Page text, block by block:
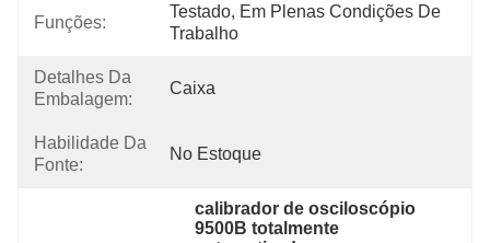
Funções:
Testado, Em Plenas Condições De
Trabalho
Detalhes Da
Embalagem:
Caixa
Habilidade Da
Fonte:
No Estoque
calibrador de osciloscópio
9500B totalmente